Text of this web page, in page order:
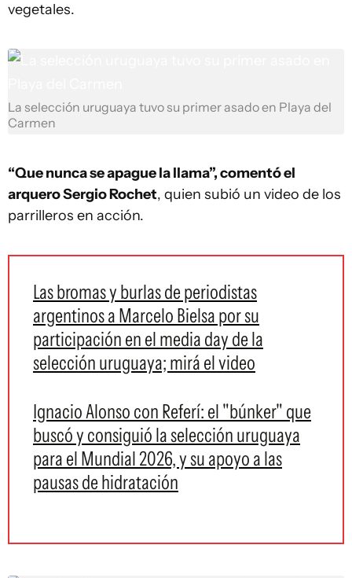
vegetales.
La selección uruguaya tuvo su primer asado en Playa del
Carmen
“Que nunca se apague la llama”, comentó el
arquero Sergio Rochet, quien subió un video de los
parrilleros en acción.
Las bromas y burlas de periodistas
argentinos a Marcelo Bielsa por su
participación en el media day de la
selección uruguaya; mirá el video
Ignacio Alonso con Referí: el "búnker" que
buscó y consiguió la selección uruguaya
para el Mundial 2026, y su apoyo a las
pausas de hidratación